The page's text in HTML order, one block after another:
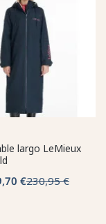
largo LeMieux
€230,95 €